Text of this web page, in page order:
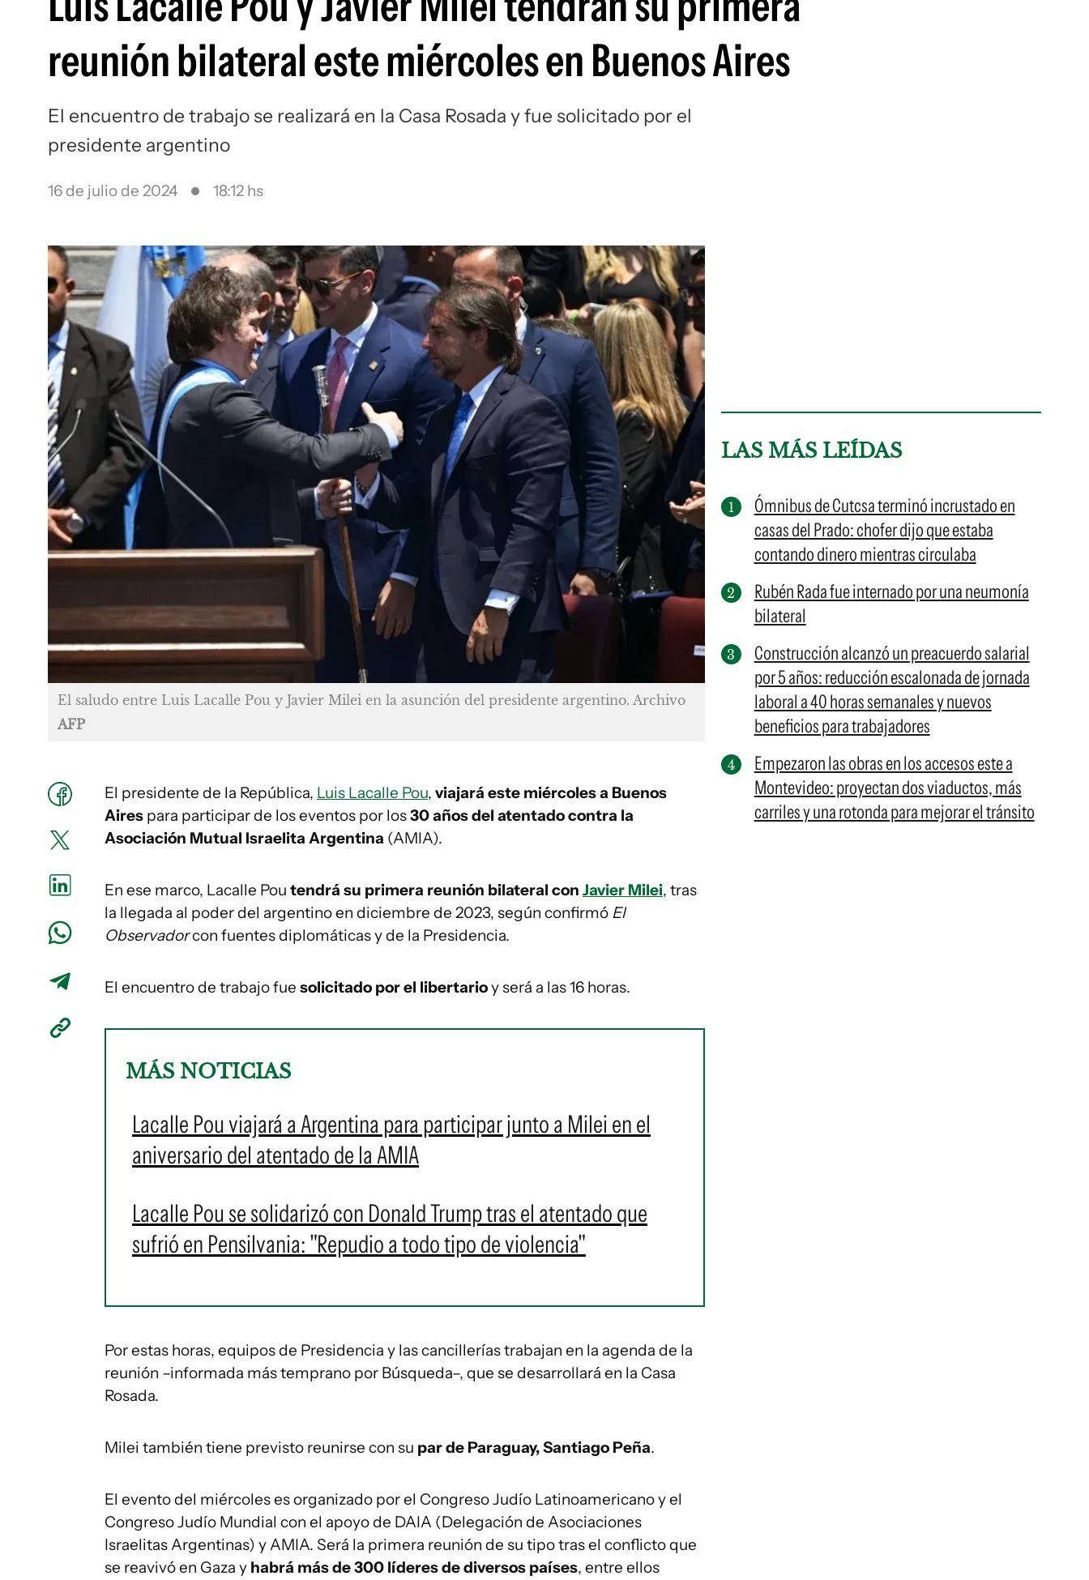
reunión bilateral este miércoles en Buenos Aires
El encuentro de trabajo se realizará en la Casa Rosada y fue solicitado por el
presidente argentino
16 de julio de 2024 18:12 hs
El saludo entre Luis Lacalle Pou y Javier Milei en la asunción del presidente argentino. Archivo
AFP
El presidente de la República, Luis Lacalle Pou, viajará este miércoles a Buenos
Aires para participar de los eventos por los30 años del atentado contra la
Asociación Mutual Israelita Argentina (AMIA).
En ese marco, Lacalle Pou tendrá su primera reunión bilateral con Javier Milei, tras
la llegada al poder del argentino en diciembre de 2023, según confirmó El
Observadorcon fuentes diplomáticas y de la Presidencia.
El encuentro de trabajo fue solicitado por el libertarioy será a las 16 horas.
MÁS NOTICIAS
Lacalle Pou viajará a Argentina para participar junto a Milei en el
aniversario del atentado de la AMIA
Lacalle Pou se solidarizó con Donald Trump tras el atentado que
sufrió en Pensilvania: "Repudio a todo tipo de violencia"
Por estas horas, equipos de Presidencia y las cancillerías trabajan en la agenda de la
reunión –informada más temprano por Búsqueda–, que se desarrollará en la Casa
Rosada.
Milei también tiene previsto reunirse con su par de Paraguay, Santiago Peña.
El evento del miércoles es organizado por el Congreso Judío Latinoamericano y el
Congreso Judío Mundial con el apoyo de DAIA (Delegación de Asociaciones
Israelitas Argentinas) y AMIA. Será la primera reunión de su tipo tras el conflicto que
se reavivó en Gaza y habrá más de 300 líderes de diversos países, entre ellos
LAS MÁS LEÍDAS
Ómnibus de Cutcsa terminó incrustado en
casas del Prado: chofer dijo que estaba
contando dinero mientras circulaba
Rubén Rada fue internado por una neumonía
bilateral
Construcción alcanzó un preacuerdo salarial
por 5 años: reducción escalonada de jornada
laboral a 40 horas semanales y nuevos
beneficios para trabajadores
Empezaron las obras en los accesos este a
Montevideo: proyectan dos viaductos, más
carriles y una rotonda para mejorar el tránsito